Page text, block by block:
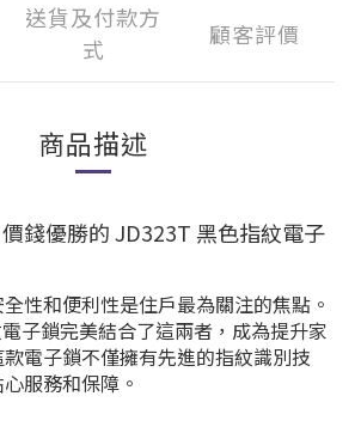
送貨及付款方
式
顧客評價
商品描述
錢優勝的 JD323T 黑色指紋電子
性和便利性是住戶最為關注的焦點。
子鎖完美結合了這兩者，成為提升家
電子鎖不僅擁有先進的指紋識別技
服務和保障。